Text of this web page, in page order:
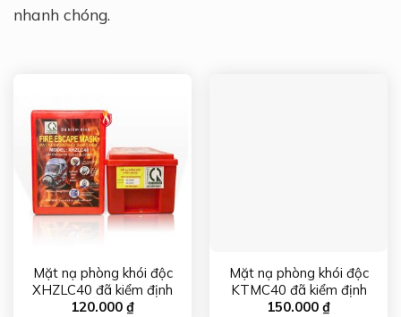
nhanh chóng.
Mặt nạ phòng khói độc
XHZLC40 đã kiểm định
120.000 ₫
Mặt nạ phòng khói độc
KTMC40 đã kiểm định
150.000 ₫